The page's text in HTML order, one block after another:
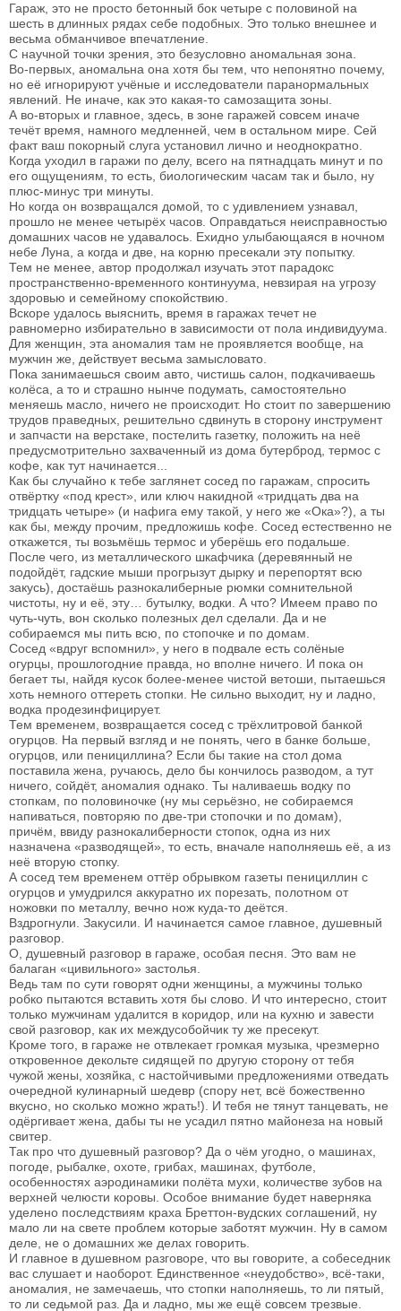
Гараж, это не просто бетонный бок четыре с половиной на
шесть в длинных рядах себе подобных. Это только внешнее и
весьма обманчивое впечатление.
С научной точки зрения, это безусловно аномальная зона.
Во-первых, аномальна она хотя бы тем, что непонятно почему,
но её игнорируют учёные и исследователи паранормальных
явлений. Не иначе, как это какая-то самозащита зоны.
А во-вторых и главное, здесь, в зоне гаражей совсем иначе
течёт время, намного медленней, чем в остальном мире. Сей
факт ваш покорный слуга установил лично и неоднократно.
Когда уходил в гаражи по делу, всего на пятнадцать минут и по
его ощущениям, то есть, биологическим часам так и было, ну
плюс-минус три минуты.
Но когда он возвращался домой, то с удивлением узнавал,
прошло не менее четырёх часов. Оправдаться неисправностью
домашних часов не удавалось. Ехидно улыбающаяся в ночном
небе Луна, а когда и две, на корню пресекали эту попытку.
Тем не менее, автор продолжал изучать этот парадокс
пространственно-временного континуума, невзирая на угрозу
здоровью и семейному спокойствию.
Вскоре удалось выяснить, время в гаражах течет не
равномерно избирательно в зависимости от пола индивидуума.
Для женщин, эта аномалия там не проявляется вообще, на
мужчин же, действует весьма замысловато.
Пока занимаешься своим авто, чистишь салон, подкачиваешь
колёса, а то и страшно нынче подумать, самостоятельно
меняешь масло, ничего не происходит. Но стоит по завершению
трудов праведных, решительно сдвинуть в сторону инструмент
и запчасти на верстаке, постелить газетку, положить на неё
предусмотрительно захваченный из дома бутерброд, термос с
кофе, как тут начинается...
Как бы случайно к тебе заглянет сосед по гаражам, спросить
отвёртку «под крест», или ключ накидной «тридцать два на
тридцать четыре» (и нафига ему такой, у него же «Ока»?), а ты
как бы, между прочим, предложишь кофе. Сосед естественно не
откажется, ты возьмёшь термос и уберёшь его подальше.
После чего, из металлического шкафчика (деревянный не
подойдёт, гадские мыши прогрызут дырку и перепортят всю
закусь), достаёшь разнокалиберные рюмки сомнительной
чистоты, ну и её, эту… бутылку, водки. А что? Имеем право по
чуть-чуть, вон сколько полезных дел сделали. Да и не
собираемся мы пить всю, по стопочке и по домам.
Сосед «вдруг вспомнил», у него в подвале есть солёные
огурцы, прошлогодние правда, но вполне ничего. И пока он
бегает ты, найдя кусок более-менее чистой ветоши, пытаешься
хоть немного оттереть стопки. Не сильно выходит, ну и ладно,
водка продезинфицирует.
Тем временем, возвращается сосед с трёхлитровой банкой
огурцов. На первый взгляд и не понять, чего в банке больше,
огурцов, или пенициллина? Если бы такие на стол дома
поставила жена, ручаюсь, дело бы кончилось разводом, а тут
ничего, сойдёт, аномалия однако. Ты наливаешь водку по
стопкам, по половиночке (ну мы серьёзно, не собираемся
напиваться, повторяю по две-три стопочки и по домам),
причём, ввиду разнокалиберности стопок, одна из них
назначена «разводящей», то есть, вначале наполняешь её, а из
неё вторую стопку.
А сосед тем временем оттёр обрывком газеты пенициллин с
огурцов и умудрился аккуратно их порезать, полотном от
ножовки по металлу, вечно нож куда-то деётся.
Вздрогнули. Закусили. И начинается самое главное, душевный
разговор.
О, душевный разговор в гараже, особая песня. Это вам не
балаган «цивильного» застолья.
Ведь там по сути говорят одни женщины, а мужчины только
робко пытаются вставить хотя бы слово. И что интересно, стоит
только мужчинам удалится в коридор, или на кухню и завести
свой разговор, как их междусобойчик ту же пресекут.
Кроме того, в гараже не отвлекает громкая музыка, чрезмерно
откровенное декольте сидящей по другую сторону от тебя
чужой жены, хозяйка, с настойчивыми предложениями отведать
очередной кулинарный шедевр (спору нет, всё божественно
вкусно, но сколько можно жрать!). И тебя не тянут танцевать, не
одёргивает жена, дабы ты не усадил пятно майонеза на новый
свитер.
Так про что душевный разговор? Да о чём угодно, о машинах,
погоде, рыбалке, охоте, грибах, машинах, футболе,
особенностях аэродинамики полёта мухи, количестве зубов на
верхней челюсти коровы. Особое внимание будет наверняка
уделено последствиям краха Бреттон-вудских соглашений, ну
мало ли на свете проблем которые заботят мужчин. Ну в самом
деле, не о домашних же делах говорить.
И главное в душевном разговоре, что вы говорите, а собеседник
вас слушает и наоборот. Единственное «неудобство», всё-таки,
аномалия, не замечаешь, что стопки наполняешь, то ли пятый,
то ли седьмой раз. Да и ладно, мы же ещё совсем трезвые.